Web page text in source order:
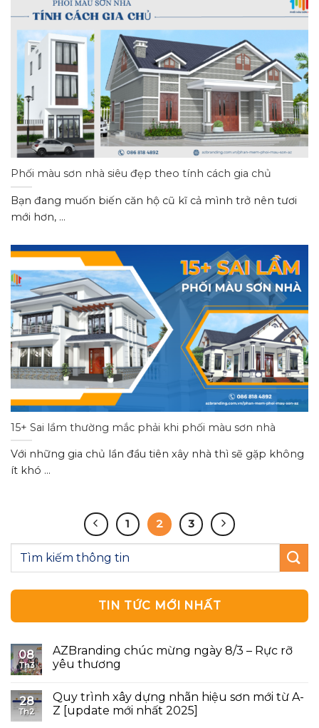
Phối màu sơn nhà siêu đẹp theo tính cách gia chủ
Bạn đang muốn biến căn hộ cũ kĩ cả mình trở nên tươi
mới hơn, ...
15+ Sai lầm thường mắc phải khi phối màu sơn nhà
Với những gia chủ lần đầu tiên xây nhà thì sẽ gặp không
ít khó ...
1 2 3
TIN TỨC MỚI NHẤT
08
Th3
AZBranding chúc mừng ngày 8/3 – Rực rỡ
yêu thương
28
Th2
Quy trình xây dựng nhãn hiệu sơn mới từ A-
Z [update mới nhất 2025]